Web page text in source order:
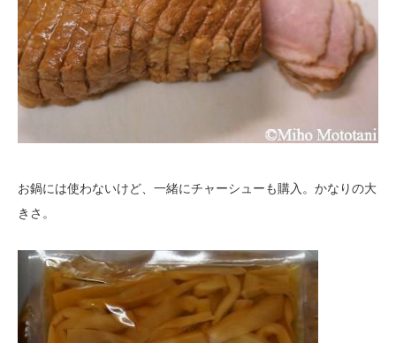
お鍋には使わないけど、一緒にチャーシューも購入。かなりの大
きさ。